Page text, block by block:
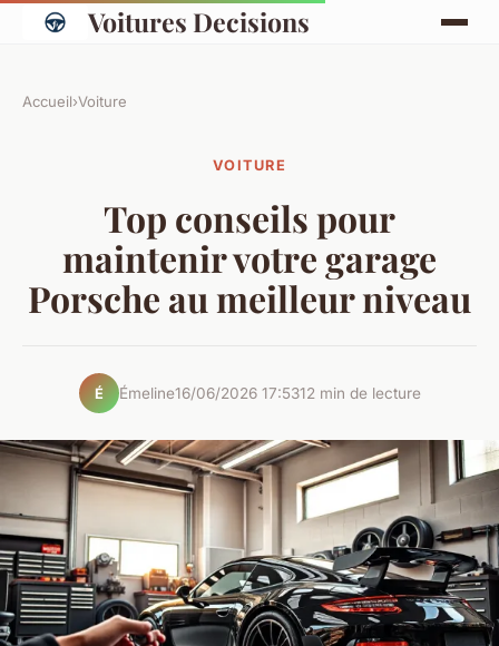
Voitures Decisions
Accueil›Voiture
VOITURE
Top conseils pour
maintenir votre garage
Porsche au meilleur niveau
É Émeline16/06/2026 17:5312 min de lecture